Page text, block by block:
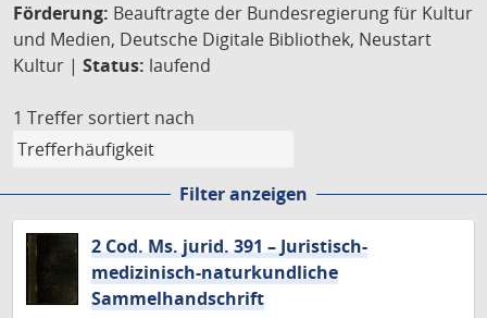
Förderung: Beauftragte der Bundesregierung für Kultur
und Medien, Deutsche Digitale Bibliothek, Neustart
Kultur | Status: laufend
1 Treffer sortiert nach
Filter anzeigen
2 Cod. Ms. jurid. 391 – Juristisch-
medizinisch-naturkundliche
Sammelhandschrift